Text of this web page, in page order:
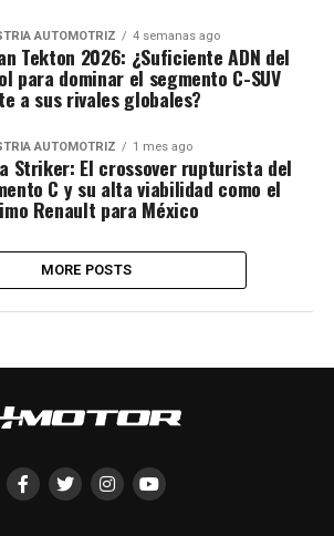
AUTOMOTRIZ 4 semanas ago
Tekton 2026: ¿Suficiente ADN del
para dominar el segmento C-SUV
a sus rivales globales?
AUTOMOTRIZ 1 mes ago
Striker: El crossover rupturista del
C y su alta viabilidad como el
Renault para México
MORE POSTS